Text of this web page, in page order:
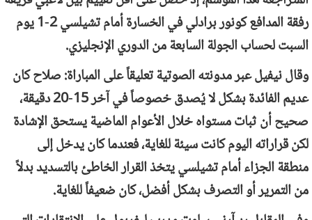
رفقة المدافع كونور برادلي في الخسارة أمام تشيلسي 2-1 يوم
السبت لحساب الجولة السابعة من الدوري الإنجليزي.
وقال نيفيل عبر مدونته الصوتية تعليقاً على المباراة: صلاح كان
عديم الفائدة بشكل لا يُصدق خصوصاً في آخر 15-20 دقيقة،
صحيح أن ثبات مستواه خلال الأعوام الماضية يستحق الإشادة
لكن قراراته اليوم كانت سيئة للغاية، فعندما كان يدخل إلى
منطقة الجزاء أمام تشيلسي يتخذ القرار الخاطئ بالتسديد بدلاً
من التمرير أو التصرف بشكل أفضل، كان ضعيفاً للغاية.